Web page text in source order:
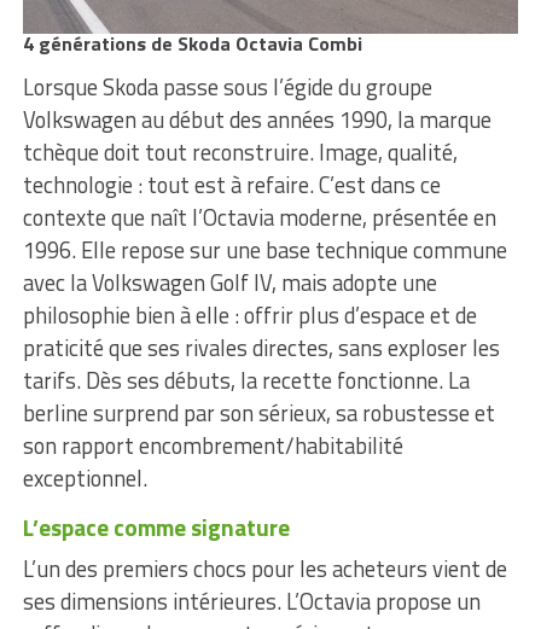
4 générations de Skoda Octavia Combi
Lorsque Skoda passe sous l’égide du groupe
Volkswagen au début des années 1990, la marque
tchèque doit tout reconstruire. Image, qualité,
technologie : tout est à refaire. C’est dans ce
contexte que naît l’Octavia moderne, présentée en
1996. Elle repose sur une base technique commune
avec la Volkswagen Golf IV, mais adopte une
philosophie bien à elle : offrir plus d’espace et de
praticité que ses rivales directes, sans exploser les
tarifs. Dès ses débuts, la recette fonctionne. La
berline surprend par son sérieux, sa robustesse et
son rapport encombrement/habitabilité
exceptionnel.
L’espace comme signature
L’un des premiers chocs pour les acheteurs vient de
ses dimensions intérieures. L’Octavia propose un